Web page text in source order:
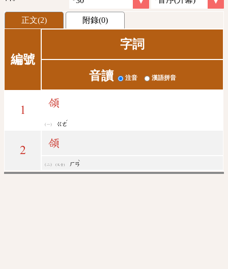
正文(2) 附錄(0)
編號
字詞
音讀 注音 漢語拼音
1
頜
ㄍㄜ
ˊ
2
頜
(又音) ㄏㄢ
ˋ